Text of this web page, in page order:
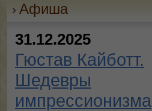
Афиша
31.12.2025
Гюстав Кайботт.
Шедевры
импрессионизма